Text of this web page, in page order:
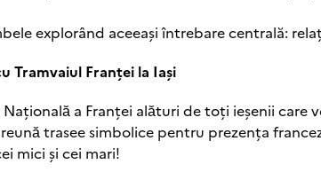
explorând aceeași întrebare centrală:
Tramvaiul Franței la Iași
a Franței alӑturi de toți ieșenii care
trasee simbolice pentru prezența
mici și cei mari!